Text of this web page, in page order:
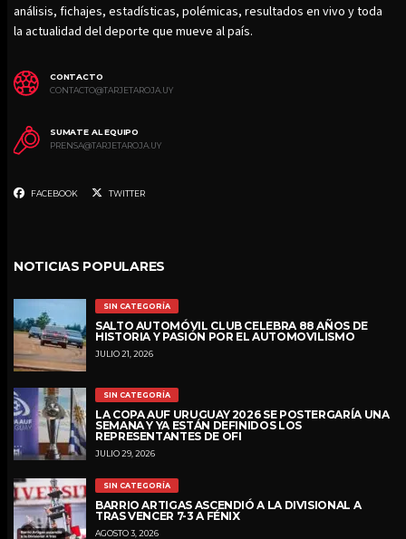
análisis, fichajes, estadísticas, polémicas, resultados en vivo y toda
la actualidad del deporte que mueve al país.
CONTACTO
CONTACTO@TARJETAROJA.UY
SUMATE AL EQUIPO
PRENSA@TARJETAROJA.UY
FACEBOOK TWITTER
NOTICIAS POPULARES
SIN CATEGORÍA
SALTO AUTOMÓVIL CLUB CELEBRA 88 AÑOS DE
HISTORIA Y PASIÓN POR EL AUTOMOVILISMO
JULIO 21, 2026
SIN CATEGORÍA
LA COPA AUF URUGUAY 2026 SE POSTERGARÍA UNA
SEMANA Y YA ESTÁN DEFINIDOS LOS
REPRESENTANTES DE OFI
JULIO 29, 2026
SIN CATEGORÍA
BARRIO ARTIGAS ASCENDIÓ A LA DIVISIONAL A
TRAS VENCER 7-3 A FÉNIX
AGOSTO 3, 2026